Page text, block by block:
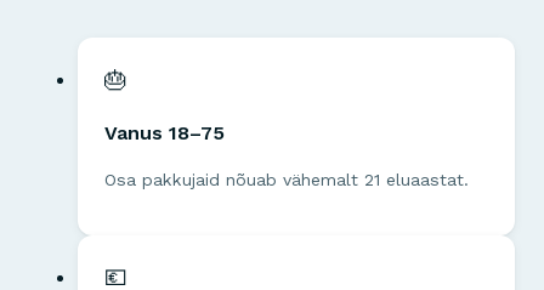
🎂
Vanus 18–75
Osa pakkujaid nõuab vähemalt 21 eluaastat.
💶